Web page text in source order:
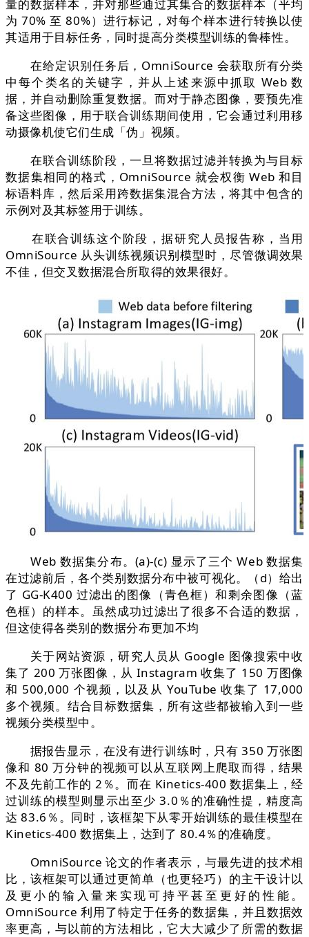
量的数据样本，并对那些通过其集合的数据样本（平均
为 70% 至 80%）进行标记，对每个样本进行转换以使
其适⽤于⽬标任务，同时提高分类模型训练的鲁棒性。
在给定识别任务后，OmniSource 会获取所有分类
中每个类名的关键字，并从上述来源中抓取 Web 数
据，并⾃动删除重复数据。而对于静态图像，要预先准
备这些图像，用于联合训练期间使⽤，它会通过利⽤移
动摄像机使它们⽣成「伪」视频。
在联合训练阶段，⼀旦将数据过滤并转换为与⽬标
数据集相同的格式，OmniSource 就会权衡 Web 和⽬
标语料库，然后采⽤跨数据集混合方法，将其中包含的
示例对及其标签⽤于训练。
在联合训练这个阶段，据研究⼈员报告称，当用
OmniSource 从头训练视频识别模型时，尽管微调效果
不佳，但交叉数据混合所取得的效果很好。
Web 数据集分布。(a)-(c) 显示了三个 Web 数据集
在过滤前后，各个类别数据分布中被可视化。（d）给出
了 GG-K400 过滤出的图像（青色框）和剩余图像（蓝
色框）的样本。虽然成功过滤出了很多不合适的数据，
但这使得各类别的数据分布更加不均
关于网站资源，研究人员从 Google 图像搜索中收
集了 200 万张图像，从 Instagram 收集了 150 万图像
和 500,000 个视频，以及从 YouTube 收集了 17,000
多个视频。结合⽬标数据集，所有这些都被输⼊到一些
视频分类模型中。
据报告显示，在没有进行训练时，只有 350 万张图
像和 80 万分钟的视频可以从互联⽹上爬取而得，结果
不及先前工作的 2％。而在 Kinetics-400 数据集上，经
过训练的模型则显示出⾄少 3.0％的准确性提，精度⾼
达 83.6％。同时，该框架下从零开始训练的最佳模型在
Kinetics-400 数据集上，达到了 80.4％的准确度。
OmniSource 论⽂的作者表示，与最先进的技术相
⽐，该框架可以通过更简单（也更轻巧）的主⼲设计以
及更⼩的输⼊量来实现可持平甚至更好的性能。
OmniSource 利⽤了特定于任务的数据集，并且数据效
率更⾼，与以前的⽅法相⽐，它⼤⼤减少了所需的数据